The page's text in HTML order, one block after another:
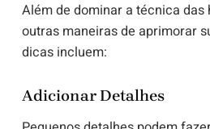
Além de dominar a técnica das
outras maneiras de aprimorar
dicas incluem:
Adicionar Detalhes